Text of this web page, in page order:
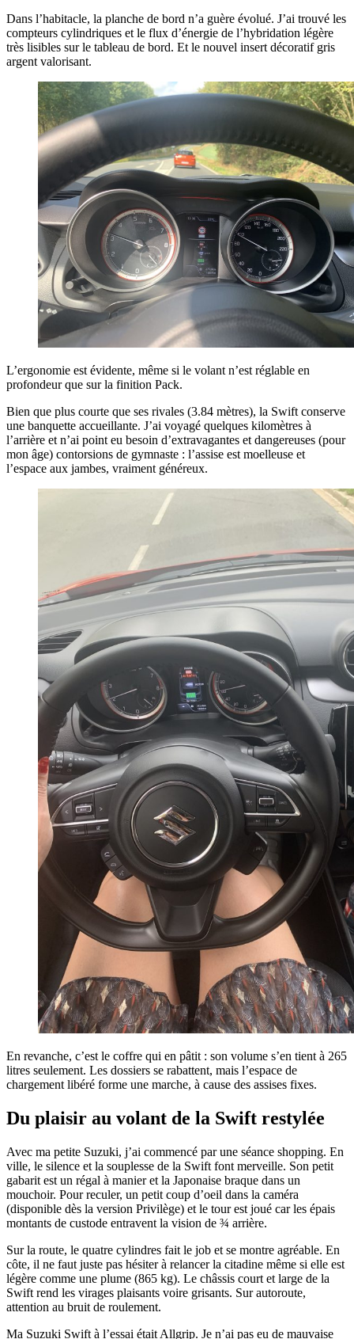
Dans l’habitacle, la planche de bord n’a guère évolué. J’ai trouvé les
compteurs cylindriques et le flux d’énergie de l’hybridation légère
très lisibles sur le tableau de bord. Et le nouvel insert décoratif gris
argent valorisant.
L’ergonomie est évidente, même si le volant n’est réglable en
profondeur que sur la finition Pack.
Bien que plus courte que ses rivales (3.84 mètres), la Swift conserve
une banquette accueillante. J’ai voyagé quelques kilomètres à
l’arrière et n’ai point eu besoin d’extravagantes et dangereuses (pour
mon âge) contorsions de gymnaste : l’assise est moelleuse et
l’espace aux jambes, vraiment généreux.
En revanche, c’est le coffre qui en pâtit : son volume s’en tient à 265
litres seulement. Les dossiers se rabattent, mais l’espace de
chargement libéré forme une marche, à cause des assises fixes.
Du plaisir au volant de la Swift restylée
Avec ma petite Suzuki, j’ai commencé par une séance shopping. En
ville, le silence et la souplesse de la Swift font merveille. Son petit
gabarit est un régal à manier et la Japonaise braque dans un
mouchoir. Pour reculer, un petit coup d’oeil dans la caméra
(disponible dès la version Privilège) et le tour est joué car les épais
montants de custode entravent la vision de ¾ arrière.
Sur la route, le quatre cylindres fait le job et se montre agréable. En
côte, il ne faut juste pas hésiter à relancer la citadine même si elle est
légère comme une plume (865 kg). Le châssis court et large de la
Swift rend les virages plaisants voire grisants. Sur autoroute,
attention au bruit de roulement.
Ma Suzuki Swift à l’essai était Allgrip. Je n’ai pas eu de mauvaise